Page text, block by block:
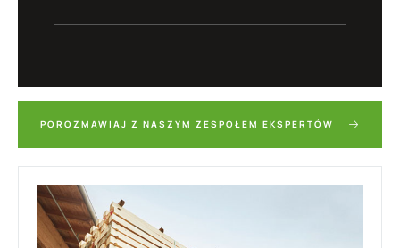
POROZMAWIAJ Z NASZYM ZESPOŁEM EKSPERTÓW